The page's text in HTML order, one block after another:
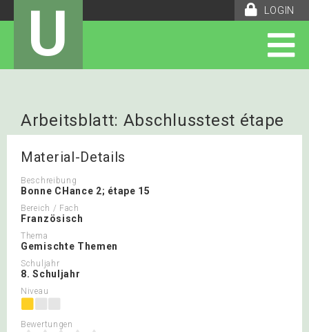
LOGIN
U
Arbeitsblatt: Abschlusstest étape
15 - Profil B
Material-Details
Beschreibung
Bonne CHance 2; étape 15
Bereich / Fach
Französisch
Thema
Gemischte Themen
Schuljahr
8. Schuljahr
Niveau
Bewertungen